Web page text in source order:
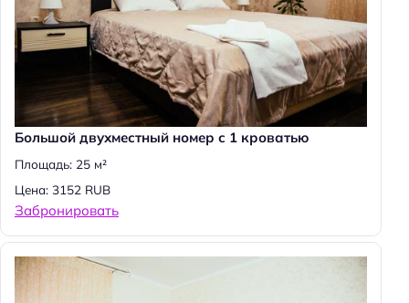
Большой двухместный номер с 1 кроватью
Площадь: 25 м²
Цена: 3152 RUB
Забронировать
Н
т
и